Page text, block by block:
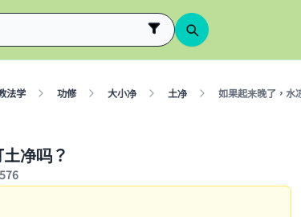
法学 功修 大小净 土净 如果起来晚了，水
净吗？